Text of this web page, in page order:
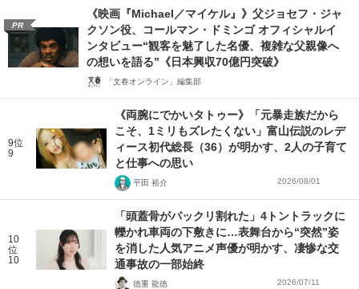
PR
《映画『Michael／マイケル』》父ジョセフ・ジャ
クソン役、コールマン・ドミンゴ オフィシャルイ
ンタビュー“観客を魅了した名優、複雑な父親像へ
の想いを語る”《日本興収70億円突破》
「文春オンライン」編集部
9位
9
《両腕にでかいタトゥー》「元暴走族だから
こそ、1ミリもズレたくない」富山伝説のレデ
ィース初代総長（36）が明かす、2人の子育て
と仕事への思い
平田 裕介 2026/08/01
10
位
10
「頭蓋骨がパックリ割れた」4トントラックに
轢かれ車両の下敷きに…表舞台から“突然”姿
を消した人気アニメ声優が明かす、凄惨な交
通事故の一部始終
徳重 龍徳 2026/07/11